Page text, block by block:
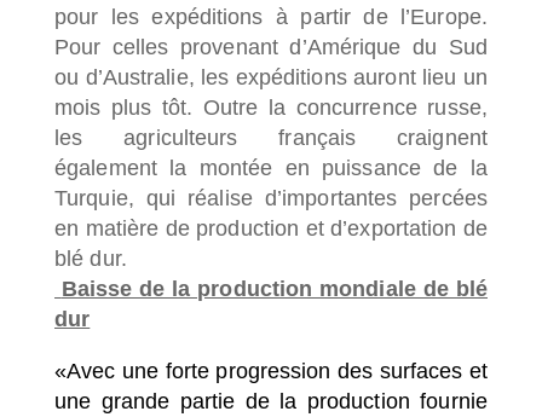
pour les expéditions à partir de l’Europe.
Pour celles provenant d’Amérique du Sud
ou d’Australie, les expéditions auront lieu un
mois plus tôt. Outre la concurrence russe,
les agriculteurs français craignent
également la montée en puissance de la
Turquie, qui réalise d’importantes percées
en matière de production et d’exportation de
blé dur.
Baisse de la production mondiale de blé
dur
«Avec une forte progression des surfaces et
une grande partie de la production fournie